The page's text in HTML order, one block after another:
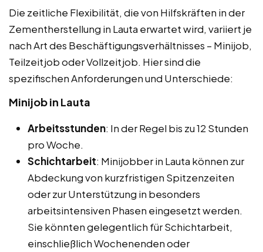
Die zeitliche Flexibilität, die von Hilfskräften in der
Zementherstellung in Lauta erwartet wird, variiert je
nach Art des Beschäftigungsverhältnisses – Minijob,
Teilzeitjob oder Vollzeitjob. Hier sind die
spezifischen Anforderungen und Unterschiede:
Minijob in Lauta
Arbeitsstunden: In der Regel bis zu 12 Stunden
pro Woche.
Schichtarbeit: Minijobber in Lauta können zur
Abdeckung von kurzfristigen Spitzenzeiten
oder zur Unterstützung in besonders
arbeitsintensiven Phasen eingesetzt werden.
Sie könnten gelegentlich für Schichtarbeit,
einschließlich Wochenenden oder